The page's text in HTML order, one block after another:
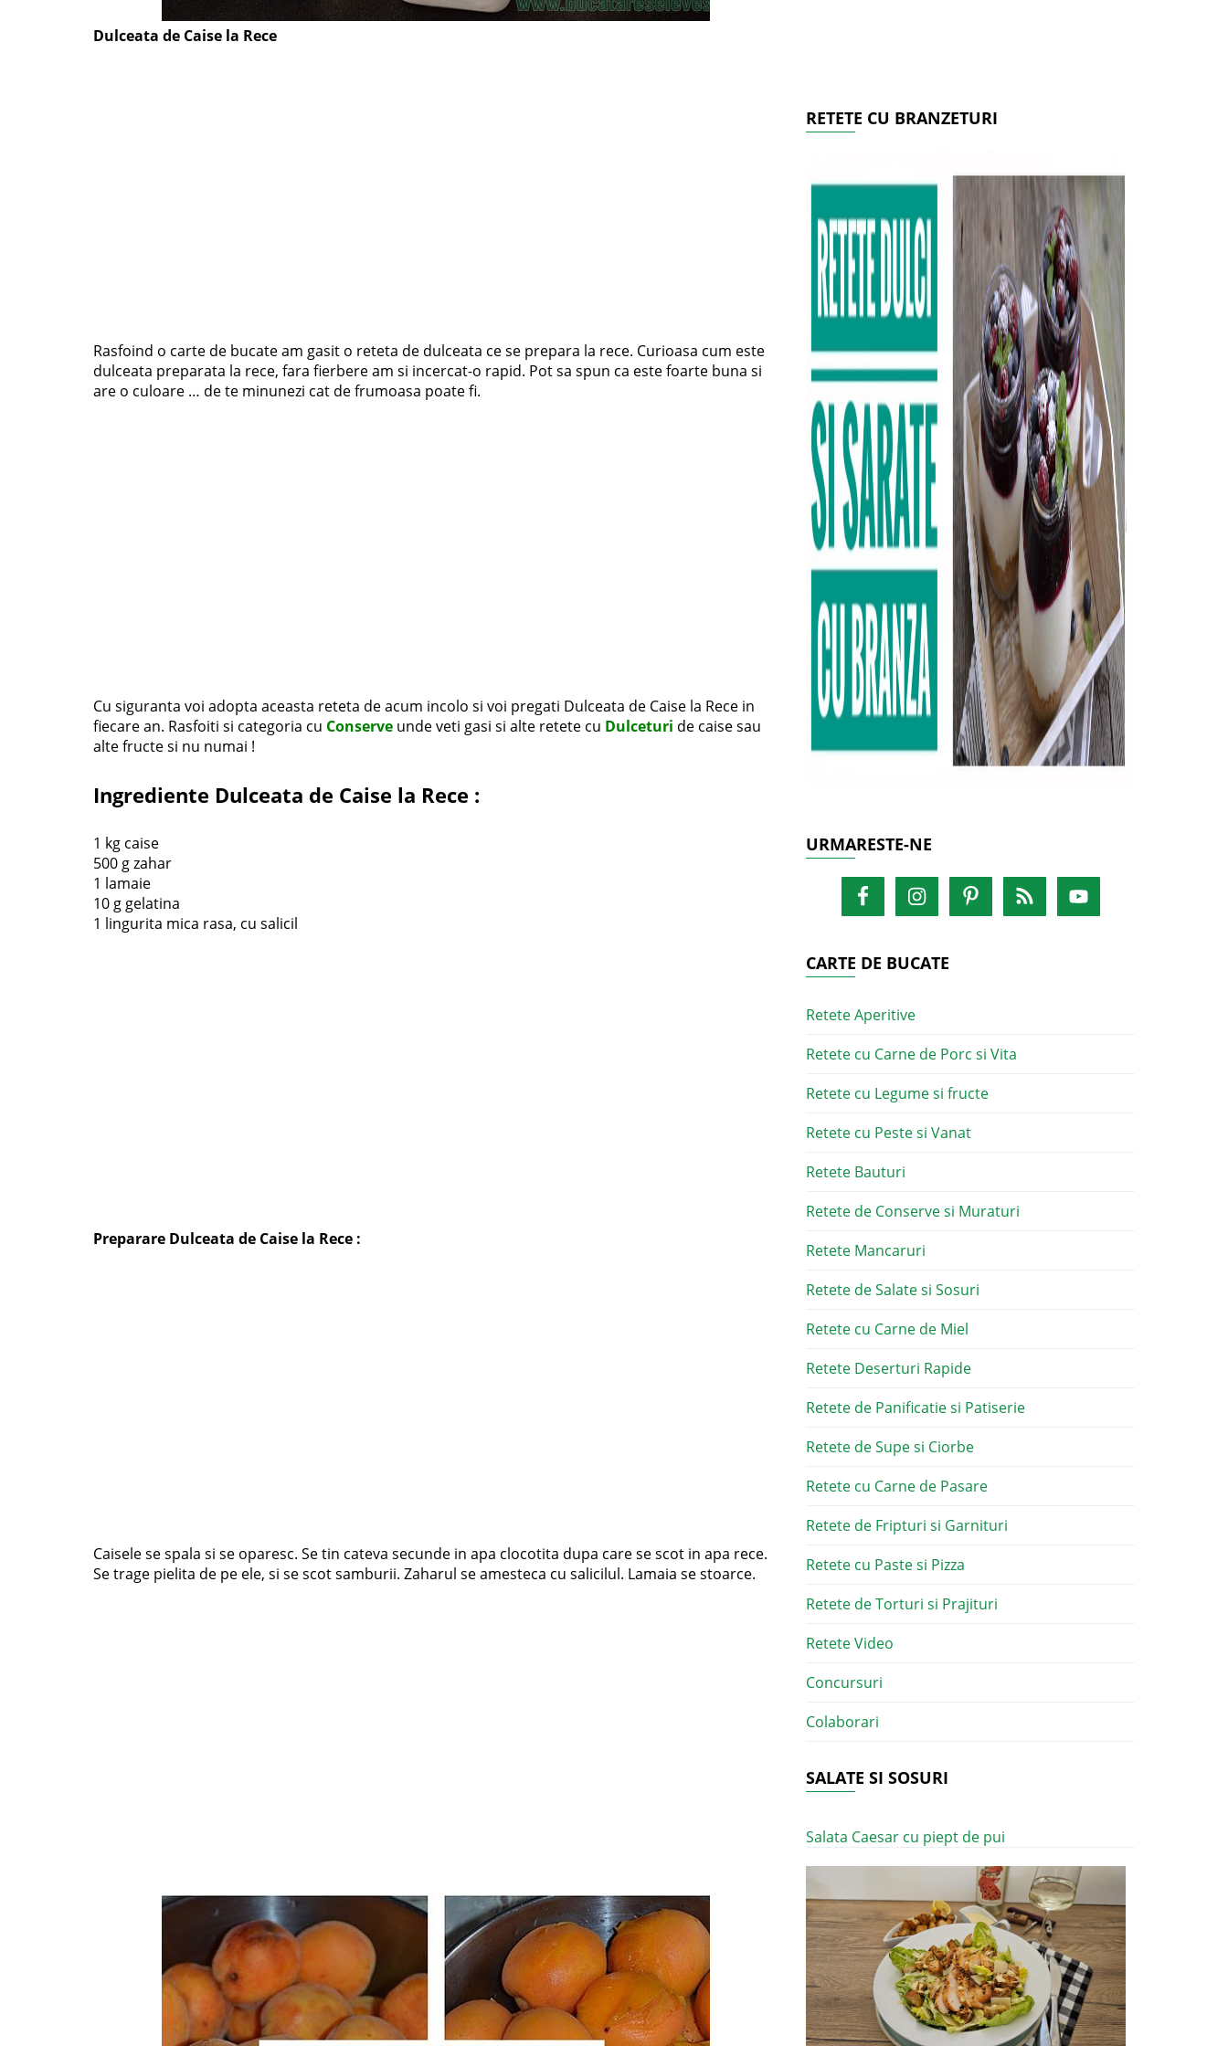
Dulceata de Caise la Rece
Rasfoind o carte de bucate am gasit o reteta de dulceata ce se prepara la rece. Curioasa cum este
dulceata preparata la rece, fara fierbere am si incercat-o rapid. Pot sa spun ca este foarte buna si
are o culoare … de te minunezi cat de frumoasa poate fi.
Cu siguranta voi adopta aceasta reteta de acum incolo si voi pregati Dulceata de Caise la Rece in
fiecare an. Rasfoiti si categoria cu Conserve unde veti gasi si alte retete cu Dulceturi de caise sau
alte fructe si nu numai !
Ingrediente Dulceata de Caise la Rece :
1 kg caise
500 g zahar
1 lamaie
10 g gelatina
1 lingurita mica rasa, cu salicil
Preparare Dulceata de Caise la Rece :
Caisele se spala si se oparesc. Se tin cateva secunde in apa clocotita dupa care se scot in apa rece.
Se trage pielita de pe ele, si se scot samburii. Zaharul se amesteca cu salicilul. Lamaia se stoarce.
RETETE CU BRANZETURI
URMARESTE-NE
CARTE DE BUCATE
Retete Aperitive
Retete cu Carne de Porc si Vita
Retete cu Legume si fructe
Retete cu Peste si Vanat
Retete Bauturi
Retete de Conserve si Muraturi
Retete Mancaruri
Retete de Salate si Sosuri
Retete cu Carne de Miel
Retete Deserturi Rapide
Retete de Panificatie si Patiserie
Retete de Supe si Ciorbe
Retete cu Carne de Pasare
Retete de Fripturi si Garnituri
Retete cu Paste si Pizza
Retete de Torturi si Prajituri
Retete Video
Concursuri
Colaborari
SALATE SI SOSURI
Salata Caesar cu piept de pui